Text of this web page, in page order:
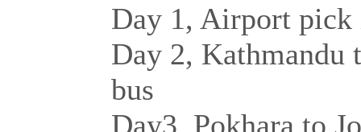
Day 1, Airport
Day 2, Kathmandu
bus
Day3, Pokhara to